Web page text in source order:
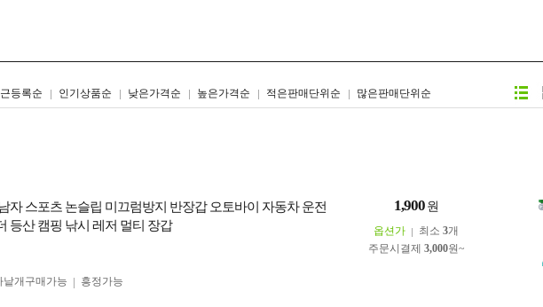
등록순 인기상품순 낮은가격순 높은가격순 적은판매단위순 많은판매단위순
리스트형갤러리형
자 스포츠 논슬립 미끄럼방지 반장갑 오토바이 자동차 운전
등산 캠핑 낚시 레저 멀티 장갑
1,900 원
옵션가 최소 3개
주문시결제 3,000원~
낱개구매가능 흥정가능